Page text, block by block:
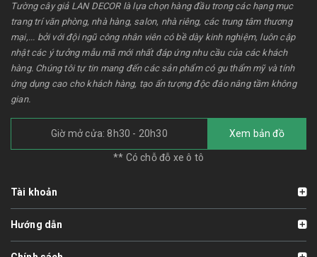
Tường cây giả LAN DECOR là lựa chọn hàng đầu trong các hạng mục
trang trí văn phòng, nhà hàng, salon, nhà riêng, các trung tâm thương
mại,... bởi với đội ngũ công nhân viên có bề dày kinh nghiệm, luôn cập
nhật các ý tưởng mẫu mã mới nhất đáp ứng nhu cầu của các khách
hàng. Chúng tôi tự tin mang đến các sản phẩm có gu thẩm mỹ và tính
ứng dụng cao cho khách hàng, tạo ấn tượng độc đáo nâng tầm không
gian.
Giờ mở cửa: 8h30 - 20h30 Xem bản đồ
** Có chỗ đỗ xe ô tô
Tài khoản
Hướng dẫn